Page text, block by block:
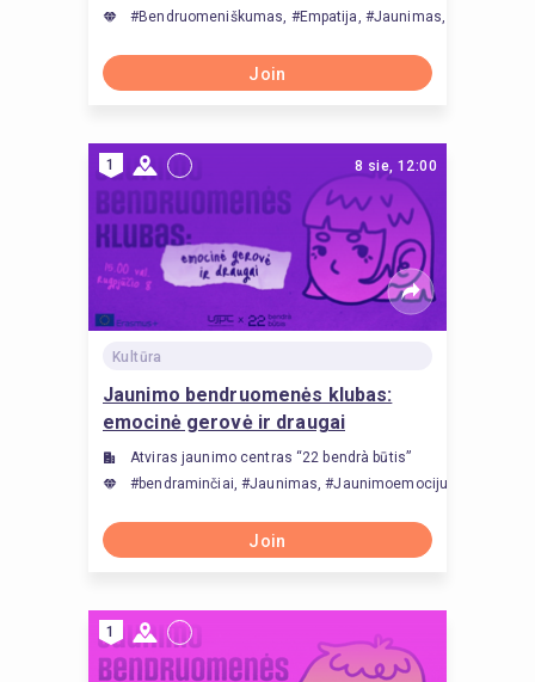
#Bendruomeniškumas, #Empatija, #Jaunimas,
Join
1 8 sie, 12:00
Kultūra
Jaunimo bendruomenės klubas:
emocinė gerovė ir draugai
Atviras jaunimo centras “22 bendrà būtis”
#bendraminčiai, #Jaunimas, #Jaunimoemocijuinternetas
Join
1